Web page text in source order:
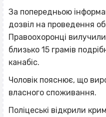
За попередньою
дозвіл на проведення
Правоохоронці
близько 15 грамів
канабіс.
Чоловік пояснює, що
власного споживання.
Поліцеські відкрили